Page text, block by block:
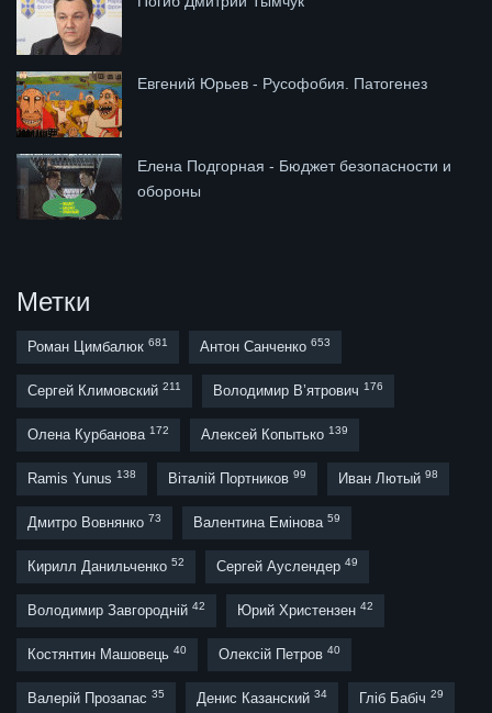
Евгений Юрьев - Русофобия. Патогенез
Елена Подгорная - Бюджет безопасности и
обороны
Метки
Роман Цимбалюк 681 Антон Санченко 653
Сергей Климовский 211 Володимир В’ятрович 176
Олена Курбанова 172 Алексей Копытько 139
Ramis Yunus 138 Віталій Портников 99 Иван Лютый 98
Дмитро Вовнянко 73 Валентина Емінова 59
Кирилл Данильченко 52 Сергей Ауслендер 49
Володимир Завгородній 42 Юрий Христензен 42
Костянтин Машовець 40 Олексій Петров 40
Валерій Прозапас 35 Денис Казанский 34 Гліб Бабіч 29